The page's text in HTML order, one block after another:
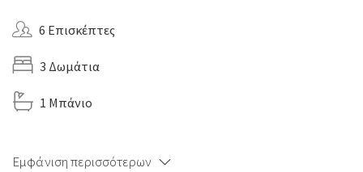
6 Επισκέπτες
3 Δωμάτια
1 Μπάνιο
Εμφάνιση περισσότερων